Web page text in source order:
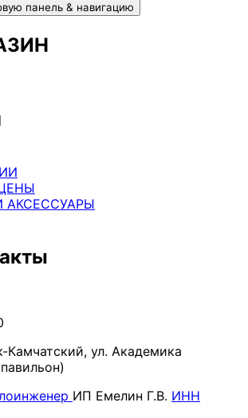
панель & навигацию
АКСЕССУАРЫ
Камчатский, ул. Академика
ИП Емелин Г.В. ИНН